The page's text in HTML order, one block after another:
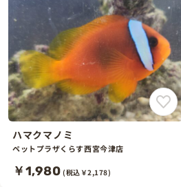
ハマクマノミ
ペットプラザくらす西宮今津店
￥1,980 (税込￥2,178)